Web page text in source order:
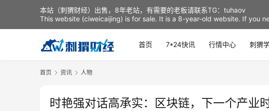
首页 7*24快讯 行情中心 刺猬
首页 资讯 人物
时艳强对话高承实：区块链，下一个产业
本站（刺猬财经）出售，8年老站，有需要的老板请联系TG：tuhaov
This website (ciweicaijing) is for sale. It is a 8-year-old website. If you